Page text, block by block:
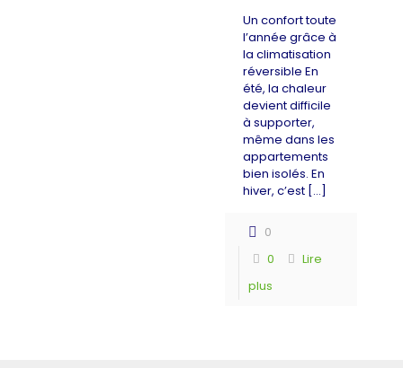
Un confort toute
l’année grâce à
la climatisation
réversible En
été, la chaleur
devient difficile
à supporter,
même dans les
appartements
bien isolés. En
hiver, c’est[…]
0
0
Lire
plus